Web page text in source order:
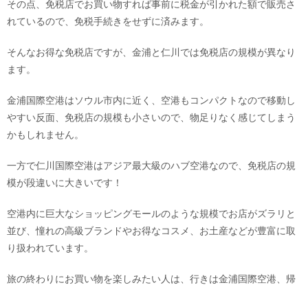
その点、免税店でお買い物すれば事前に税金が引かれた額で販売さ
れているので、免税手続きをせずに済みます。
そんなお得な免税店ですが、金浦と仁川では免税店の規模が異なり
ます。
金浦国際空港はソウル市内に近く、空港もコンパクトなので移動し
やすい反面、免税店の規模も小さいので、物足りなく感じてしまう
かもしれません。
一方で仁川国際空港はアジア最大級のハブ空港なので、免税店の規
模が段違いに大きいです！
空港内に巨大なショッピングモールのような規模でお店がズラリと
並び、憧れの高級ブランドやお得なコスメ、お土産などが豊富に取
り扱われています。
旅の終わりにお買い物を楽しみたい人は、行きは金浦国際空港、帰